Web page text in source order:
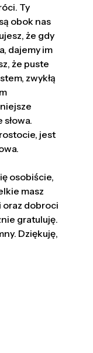
Ty
obok nas
że gdy
dajemy im
że puste
zwykłą
jest
osobiście,
masz
oraz dobroci
gratuluję.
Dziękuję,